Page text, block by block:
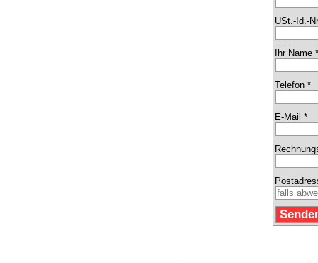
USt.-Id.-
Ihr Name
Telefon *
E-Mail *